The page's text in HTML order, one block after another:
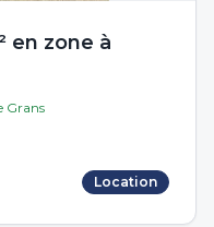
en zone à
Grans
Location